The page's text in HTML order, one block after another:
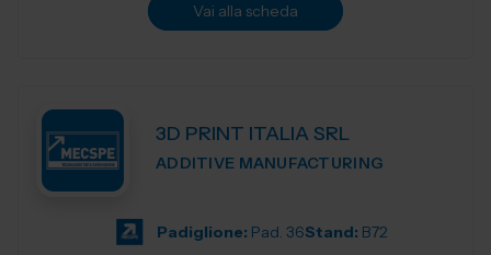
Vai alla scheda
3D PRINT ITALIA SRL
ADDITIVE MANUFACTURING
Padiglione: Pad. 36Stand: B72